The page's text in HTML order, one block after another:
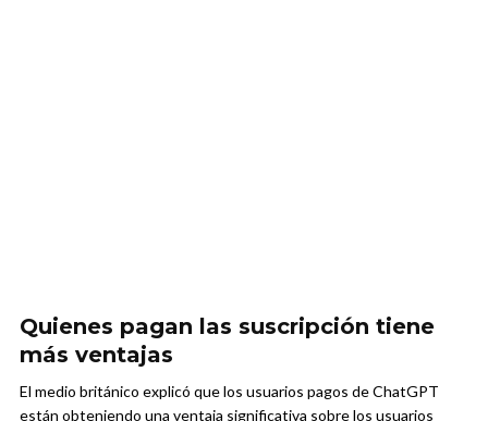
Quienes pagan las suscripción tiene
más ventajas
El medio británico explicó que los usuarios pagos de ChatGPT
están obteniendo una ventaja significativa sobre los usuarios